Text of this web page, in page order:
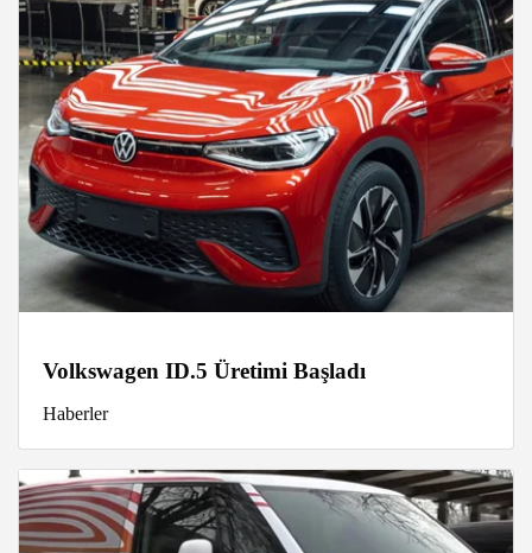
Volkswagen ID.5 Üretimi Başladı
Haberler